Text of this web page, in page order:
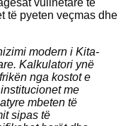
të pyeten veçmas dhe
modern i Kita-
Kalkulatori ynë
nga kostot e
me
mbeten të
sipas të